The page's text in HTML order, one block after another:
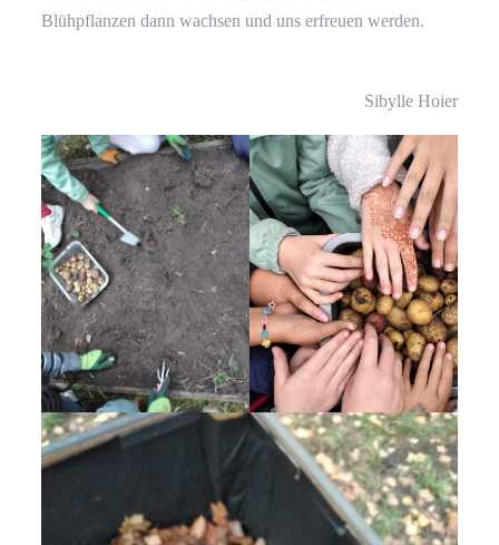
Blühpflanzen dann wachsen und uns erfreuen werden.
Sibylle Hoier